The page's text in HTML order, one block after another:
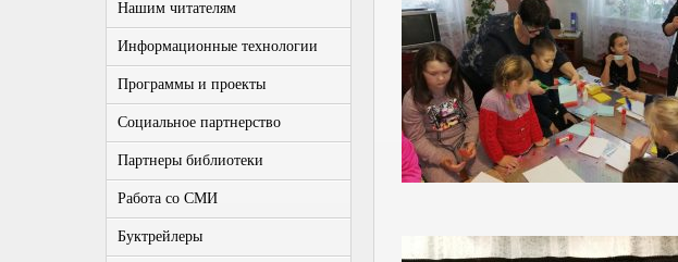
Нашим читателям
Информационные технологии
Программы и проекты
Социальное партнерство
Партнеры библиотеки
Работа со СМИ
Буктрейлеры